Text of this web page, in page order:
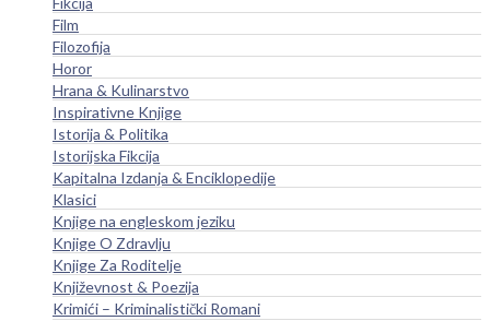
Film
Filozofija
Horor
Hrana & Kulinarstvo
Inspirativne Knjige
Istorija & Politika
Istorijska Fikcija
Kapitalna Izdanja & Enciklopedije
Klasici
Knjige na engleskom jeziku
Knjige O Zdravlju
Knjige Za Roditelje
Književnost & Poezija
Krimići – Kriminalistički Romani